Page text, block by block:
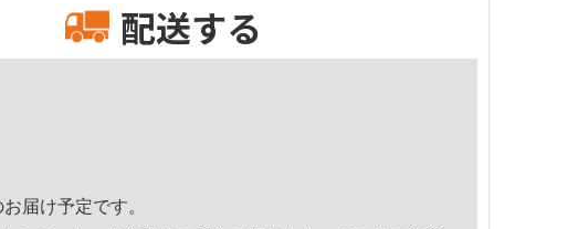
配送する
届け予定です。